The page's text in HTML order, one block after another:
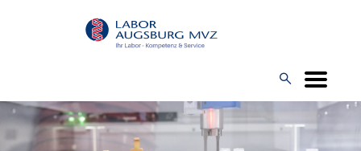
Direkt
zum
O
